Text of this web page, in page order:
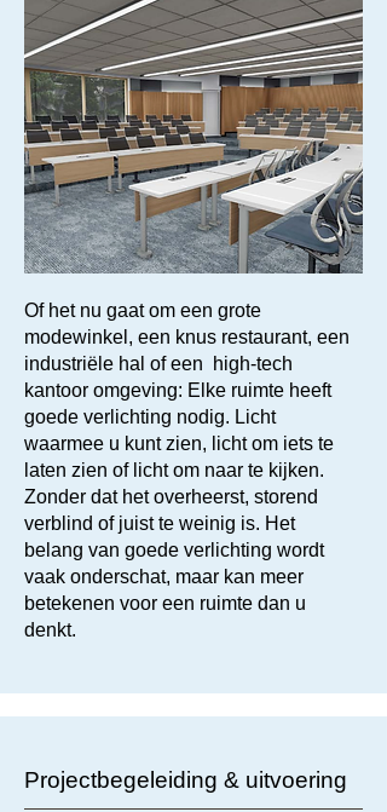
Of het nu gaat om een grote
modewinkel, een knus restaurant, een
industriële hal of een high-tech
kantoor omgeving: Elke ruimte heeft
goede verlichting nodig. Licht
waarmee u kunt zien, licht om iets te
laten zien of licht om naar te kijken.
Zonder dat het overheerst, storend
verblind of juist te weinig is. Het
belang van goede verlichting wordt
vaak onderschat, maar kan meer
betekenen voor een ruimte dan u
denkt.
Projectbegeleiding & uitvoering